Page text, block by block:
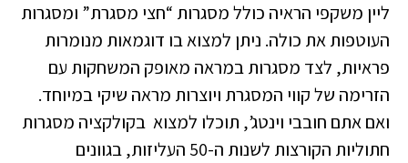
ליין משקפי הראיה כולל מסגרות “חצי מסגרת” ומסגרות
העוטפות את כולה. ניתן למצוא בו דוגמאות מנומרות
פראיות, לצד מסגרות במראה מאופק המשחקות עם
הזרימה של קווי המסגרת ויוצרות מראה שיקי במיוחד.
ואם אתם חובבי וינטג’, תוכלו למצוא בקולקציה מסגרות
חתוליות הקורצות לשנות ה-50 העליזות, בגוונים